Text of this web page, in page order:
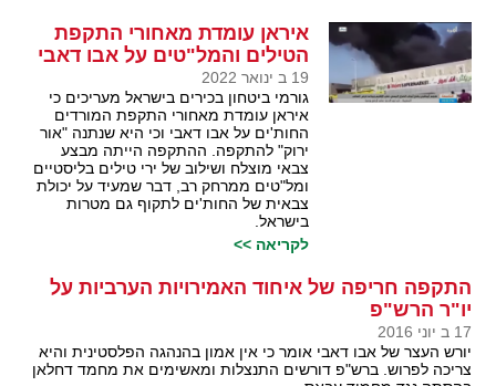
איראן עומדת מאחורי התקפת
הטילים והמל"טים על אבו דאבי
19 ב ינואר 2022
גורמי ביטחון בכירים בישראל מעריכים כי
איראן עומדת מאחורי התקפת המורדים
החות'ים על אבו דאבי וכי היא שנתנה "אור
ירוק" להתקפה. ההתקפה הייתה מבצע
צבאי מוצלח ושילוב של ירי טילים בליסטיים
ומל"טים ממרחק רב, דבר שמעיד על יכולת
צבאית של החות'ים לתקוף גם מטרות
בישראל.
לקריאה >>
התקפה חריפה של איחוד האמירויות הערביות על
יו"ר הרש"פ
17 ב יוני 2016
יורש העצר של אבו דאבי אומר כי אין אמון בהנהגה הפלסטינית והיא
צריכה לפרוש. ברש"פ דורשים התנצלות ומאשימים את מחמד דחלאן